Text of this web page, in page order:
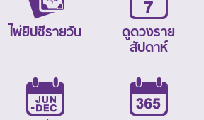
ไพ่ยิปซีรายวัน
ดูดวงราย
สัปดาห์